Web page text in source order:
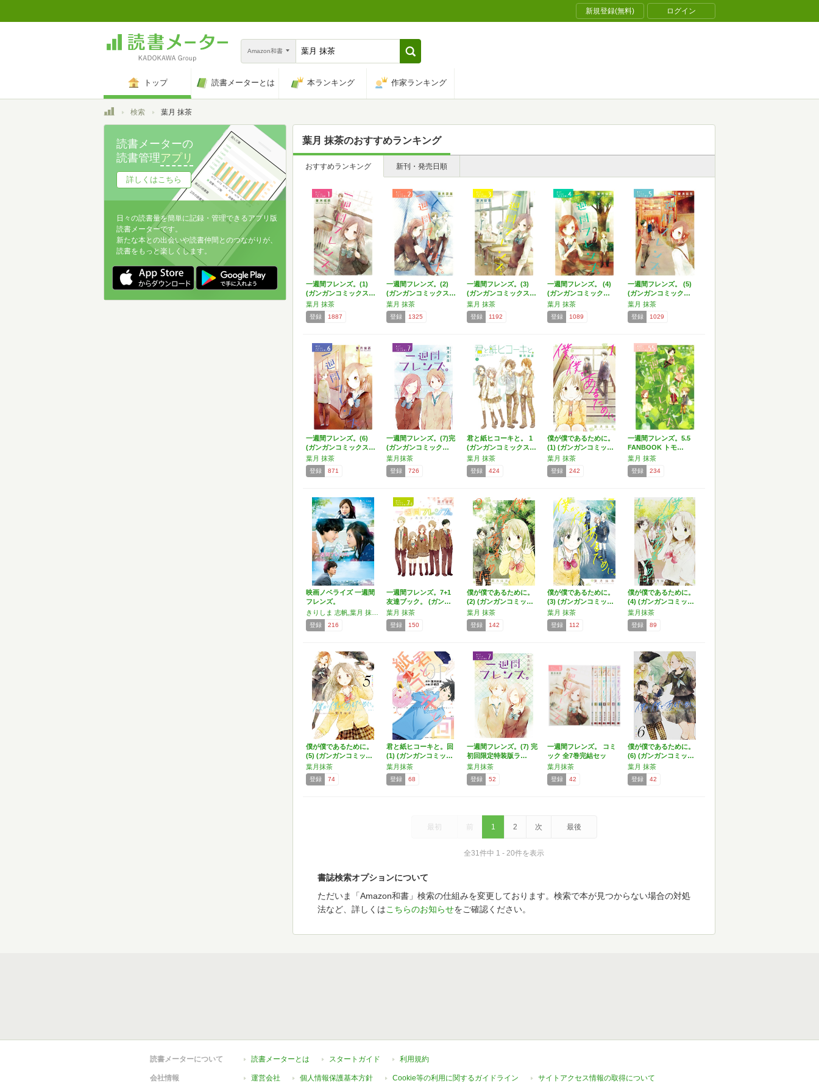
新規登録(無料) ログイン
Amazon和書
トップ 読書メーターとは 本ランキング 作家ランキング
トップ検索 葉月 抹茶
葉月 抹茶のおすすめランキング
おすすめランキング 新刊・発売日順
一週間フレンズ。(1)
(ガンガンコミックス…
葉月 抹茶
登録 1887
一週間フレンズ。(2)
(ガンガンコミックス…
葉月 抹茶
登録 1325
一週間フレンズ。(3)
(ガンガンコミックス…
葉月 抹茶
登録 1192
一週間フレンズ。 (4)
(ガンガンコミック…
葉月 抹茶
登録 1089
一週間フレンズ。 (5)
(ガンガンコミック…
葉月 抹茶
登録 1029
一週間フレンズ。(6)
(ガンガンコミックス…
葉月 抹茶
登録 871
一週間フレンズ。(7)完
(ガンガンコミック…
葉月抹茶
登録 726
君と紙ヒコーキと。 1
(ガンガンコミックス…
葉月 抹茶
登録 424
僕が僕であるために。
(1) (ガンガンコミッ…
葉月 抹茶
登録 242
一週間フレンズ。5.5
FANBOOK トモ…
葉月 抹茶
登録 234
映画ノベライズ 一週間
フレンズ。
登録 216
一週間フレンズ。7+1
友達ブック。 (ガン…
葉月 抹茶
登録 150
僕が僕であるために。
(2) (ガンガンコミッ…
葉月 抹茶
登録 142
僕が僕であるために。
(3) (ガンガンコミッ…
葉月 抹茶
登録 112
僕が僕であるために。
(4) (ガンガンコミッ…
葉月抹茶
登録 89
僕が僕であるために。
(5) (ガンガンコミッ…
葉月抹茶
登録 74
君と紙ヒコーキと。回
(1) (ガンガンコミッ…
葉月抹茶
登録 68
一週間フレンズ。(7) 完
初回限定特装版ラ…
葉月抹茶
登録 52
一週間フレンズ。 コミ
ック 全7巻完結セッ
ト…
葉月抹茶
登録 42
僕が僕であるために。
(6) (ガンガンコミッ…
葉月 抹茶
登録 42
最初 前 1 2 次 最後
全31件中 1 - 20件を表示
書誌検索オプションについて
ただいま「Amazon和書」検索の仕組みを変更しております。検索で本が見つからない場合の対処
法など、詳しくはこちらのお知らせをご確認ください。
読書メーターの
読書管理アプリ
詳しくはこちら
日々の読書量を簡単に記録・管理できるアプリ版
読書メーターです。
新たな本との出会いや読書仲間とのつながりが、
読書をもっと楽しくします。
読書メーターについて 読書メーターとは スタートガイド 利用規約
会社情報 運営会社 個人情報保護基本方針 Cookie等の利用に関するガイドライン サイトアクセス情報の取得について